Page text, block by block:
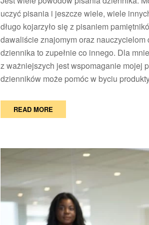
uczyć pisania i jeszcze wiele, wiele
długo kojarzyło się z pisaniem
dawaliście znajomym oraz
dziennika to zupełnie co innego. Dla
z ważniejszych jest wspomaganie mojej
dzienników może pomóc w byciu
READ MORE